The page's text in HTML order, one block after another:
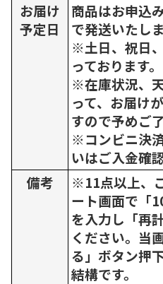
お届け
予定日
商品はお申込
で発送いたしま
※土日、祝日
っております。
※在庫状況、
って、お届け
すので予めご
※コンビニ決
いはご入金確
備考
※11点以上、
ート画面で「
を入力し「再
ください。当
る」ボタン押
結構です。